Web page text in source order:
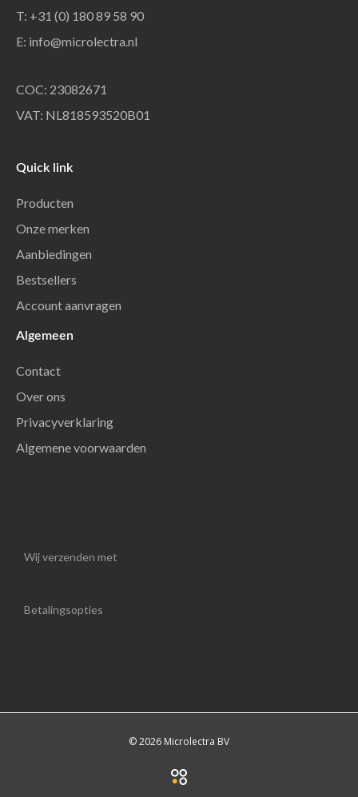
T: +31 (0) 180 89 58 90
E: info@microlectra.nl
COC: 23082671
VAT: NL818593520B01
Quick link
Producten
Onze merken
Aanbiedingen
Bestsellers
Account aanvragen
Algemeen
Contact
Over ons
Privacyverklaring
Algemene voorwaarden
Wij verzenden met
Betalingsopties
© 2026 Microlectra BV